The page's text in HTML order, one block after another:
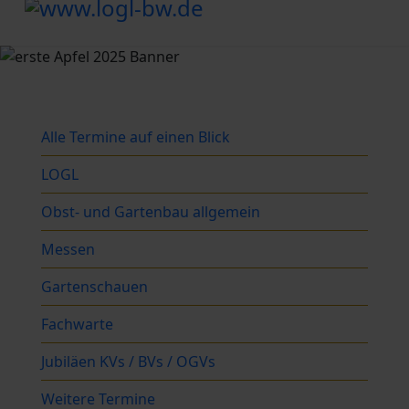
Alle Termine auf einen Blick
LOGL
Obst- und Gartenbau allgemein
Messen
Gartenschauen
Fachwarte
Jubiläen KVs / BVs / OGVs
Weitere Termine